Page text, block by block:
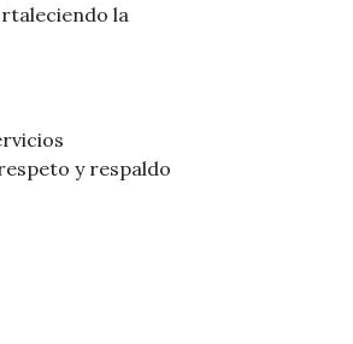
la
y respaldo